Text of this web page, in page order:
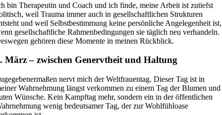
bin Therapeutin und Coach und ich finde, meine Arbeit ist zutiefst
weil Trauma immer auch in gesellschaftlichen Strukturen
und weil Selbstbestimmung keine persönliche Angelegenheit ist,
gesellschaftliche Rahmenbedingungen sie täglich neu verhandeln.
gehören diese Momente in meinen Rückblick.
März – zwischen Genervtheit und Haltung
nervt mich der Weltfrauentag. Dieser Tag ist in
Wahrnehmung längst verkommen zu einem Tag der Blumen und
Wünsche. Kein Kampftag mehr, sondern ein in der öffentlichen
wenig bedeutsamer Tag, der zur Wohlfühloase